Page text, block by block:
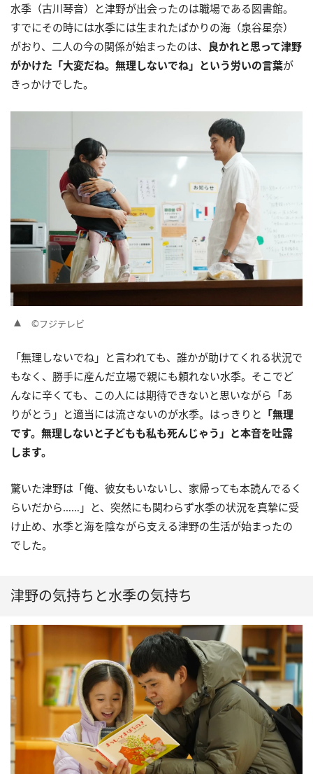
水季（古川琴音）と津野が出会ったのは職場である図書館。
すでにその時には水季には生まれたばかりの海（泉谷星奈）
がおり、二人の今の関係が始まったのは、 良かれと思って津野
がかけた「大変だね。無理しないでね」という労いの言葉が
きっかけでした。
©フジテレビ
「無理しないでね」と言われても、誰かが助けてくれる状況で
もなく、勝手に産んだ立場で親にも頼れない水季。そこでど
んなに辛くても、この人には期待できないと思いながら「あ
りがとう」と適当には流さないのが水季。はっきりと 「無理
です。無理しないと子どもも私も死んじゃう」と本音を吐露
します。
驚いた津野は「俺、彼女もいないし、家帰っても本読んでるく
らいだから……」と、突然にも関わらず水季の状況を真摯に受
け止め、水季と海を陰ながら支える津野の生活が始まったの
でした。
津野の気持ちと水季の気持ち